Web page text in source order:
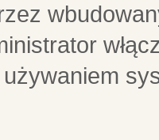
używaniem